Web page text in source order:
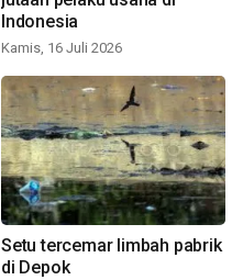
Indonesia
Kamis, 16 Juli 2026
Setu tercemar limbah pabrik
di Depok